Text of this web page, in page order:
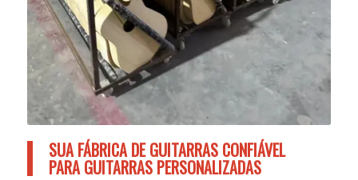
SUA FÁBRICA DE GUITARRAS CONFIÁVEL
PARA GUITARRAS PERSONALIZADAS